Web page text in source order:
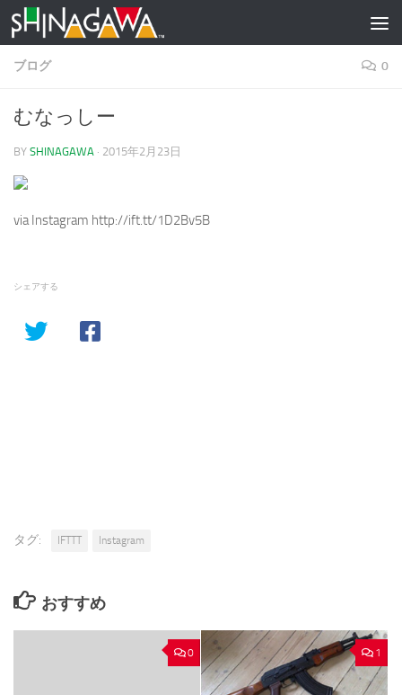
コンテンツへスキップ
ブログ 0
むなっしー
BY SHINAGAWA · 2015年2月23日
via Instagram http://ift.tt/1D2Bv5B
シェアする
タグ: IFTTT Instagram
おすすめ
0 1